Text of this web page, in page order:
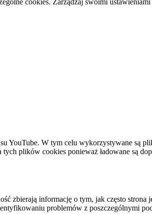
cookies. Zarządzaj swoimi
YouTube. W tym celu wykorzystywane są
plików cookies ponieważ ładowane są
zbierają informację o tym, jak często
problemów z poszczególnymi